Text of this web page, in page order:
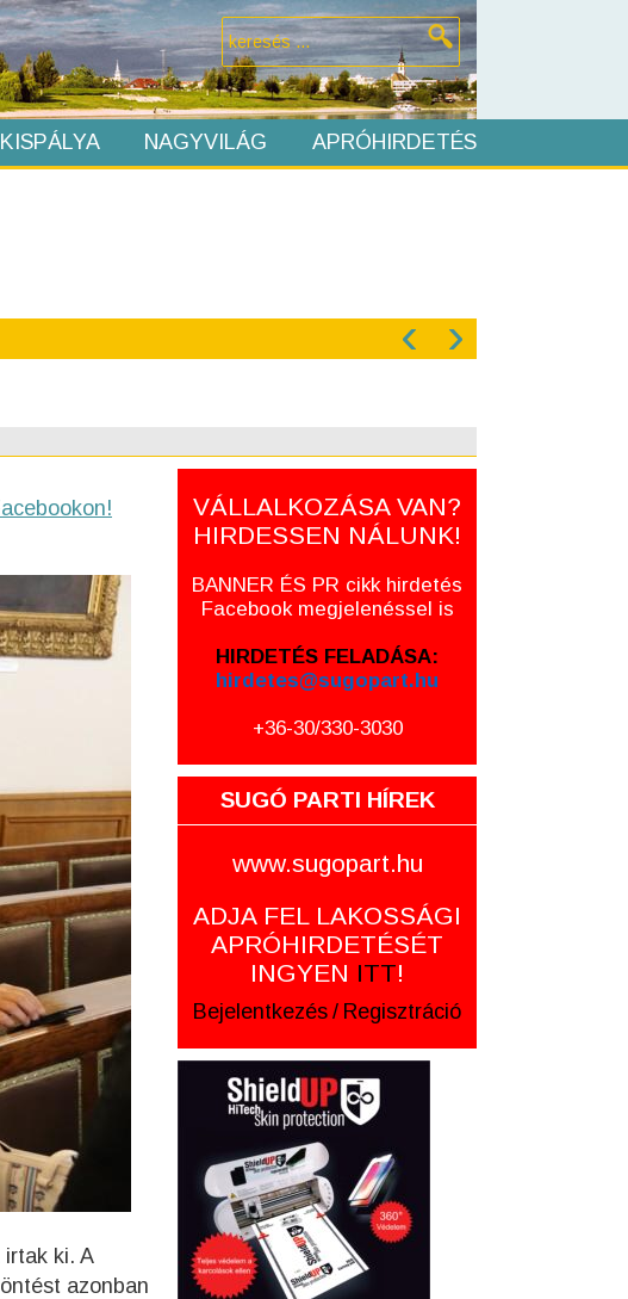
KISPÁLYA NAGYVILÁG APRÓHIRDETÉS
‹ ›
ki. A
azonban
VÁLLALKOZÁSA VAN?
HIRDESSEN NÁLUNK!
BANNER ÉS PR cikk hirdetés
Facebook megjelenéssel is
HIRDETÉS FELADÁSA:
hirdetes@sugopart.hu
+36-30/330-3030
SUGÓ PARTI HÍREK
www.sugopart.hu
ADJA FEL LAKOSSÁGI
APRÓHIRDETÉSÉT
INGYEN ITT!
Bejelentkezés / Regisztráció